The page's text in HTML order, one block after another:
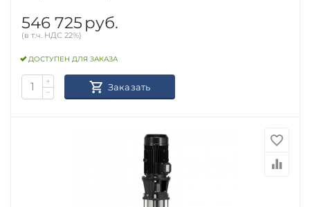
546 725 руб.
(в т.ч. НДС 22%)
ДОСТУПЕН ДЛЯ ЗАКАЗА
+
−
Заказать